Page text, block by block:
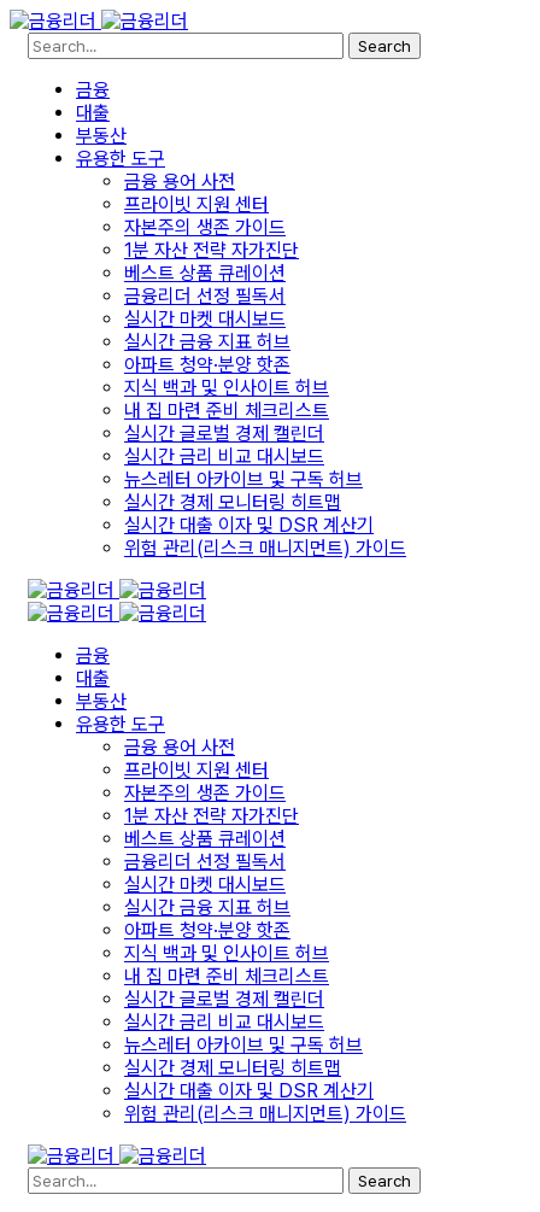
Search
금융
대출
부동산
유용한 도구
금융 용어 사전
프라이빗 지원 센터
자본주의 생존 가이드
1분 자산 전략 자가진단
베스트 상품 큐레이션
금융리더 선정 필독서
실시간 마켓 대시보드
실시간 금융 지표 허브
아파트 청약·분양 핫존
지식 백과 및 인사이트 허브
내 집 마련 준비 체크리스트
실시간 글로벌 경제 캘린더
실시간 금리 비교 대시보드
뉴스레터 아카이브 및 구독 허브
실시간 경제 모니터링 히트맵
실시간 대출 이자 및 DSR 계산기
위험 관리(리스크 매니지먼트) 가이드
금융
대출
부동산
유용한 도구
금융 용어 사전
프라이빗 지원 센터
자본주의 생존 가이드
1분 자산 전략 자가진단
베스트 상품 큐레이션
금융리더 선정 필독서
실시간 마켓 대시보드
실시간 금융 지표 허브
아파트 청약·분양 핫존
지식 백과 및 인사이트 허브
내 집 마련 준비 체크리스트
실시간 글로벌 경제 캘린더
실시간 금리 비교 대시보드
뉴스레터 아카이브 및 구독 허브
실시간 경제 모니터링 히트맵
실시간 대출 이자 및 DSR 계산기
위험 관리(리스크 매니지먼트) 가이드
Search